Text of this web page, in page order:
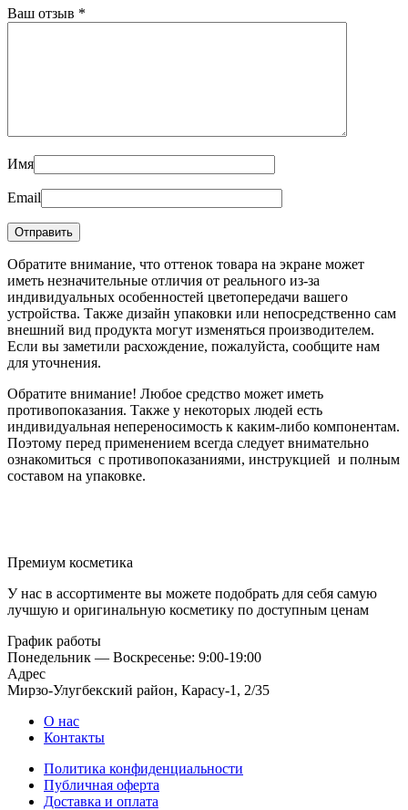
Ваш отзыв *
Имя
Email
Обратите внимание, что оттенок товара на экране может
иметь незначительные отличия от реального из-за
индивидуальных особенностей цветопередачи вашего
устройства. Также дизайн упаковки или непосредственно сам
внешний вид продукта могут изменяться производителем.
Если вы заметили расхождение, пожалуйста, сообщите нам
для уточнения.
Обратите внимание! Любое средство может иметь
противопоказания. Также у некоторых людей есть
индивидуальная непереносимость к каким-либо компонентам.
Поэтому перед применением всегда следует внимательно
ознакомиться с противопоказаниями, инструкцией и полным
составом на упаковке.
Премиум косметика
У нас в ассортименте вы можете подобрать для себя самую
лучшую и оригинальную косметику по доступным ценам
График работы
Понедельник — Воскресенье: 9:00-19:00
Адрес
Мирзо-Улугбекский район, Карасу-1, 2/35
О нас
Контакты
Политика конфиденциальности
Публичная оферта
Доставка и оплата